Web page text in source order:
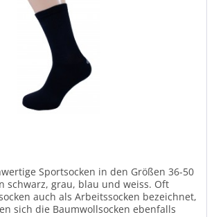
Sportsocken in den Größen 36-50
schwarz, grau, blau und weiss. Oft
auch als Arbeitssocken bezeichnet,
sich die Baumwollsocken ebenfalls